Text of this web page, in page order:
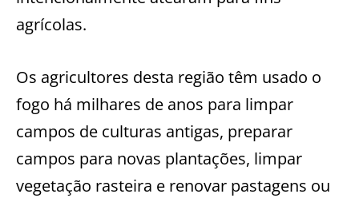
agrícolas.
Os agricultores desta região têm usado o
fogo há milhares de anos para limpar
campos de culturas antigas, preparar
campos para novas plantações, limpar
vegetação rasteira e renovar pastagens ou